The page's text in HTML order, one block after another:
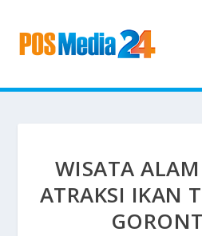
WISATA
ATRAKSI IKAN